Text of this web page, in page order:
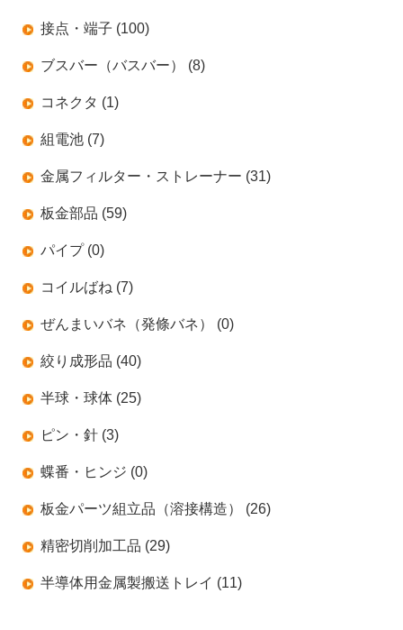
接点・端子 (100)
ブスバー（バスバー） (8)
コネクタ (1)
組電池 (7)
金属フィルター・ストレーナー (31)
板金部品 (59)
パイプ (0)
コイルばね (7)
ぜんまいバネ（発條バネ） (0)
絞り成形品 (40)
半球・球体 (25)
ピン・針 (3)
蝶番・ヒンジ (0)
板金パーツ組立品（溶接構造） (26)
精密切削加工品 (29)
半導体用金属製搬送トレイ (11)